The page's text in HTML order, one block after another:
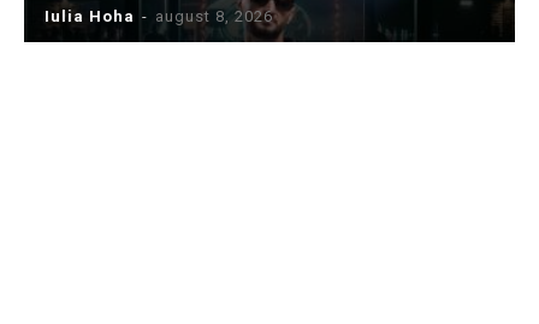
Iulia Hoha - august 8, 2026